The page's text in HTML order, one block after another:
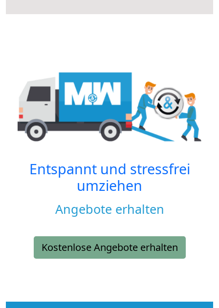
Entspannt und stressfrei
umziehen
Angebote erhalten
Kostenlose Angebote erhalten